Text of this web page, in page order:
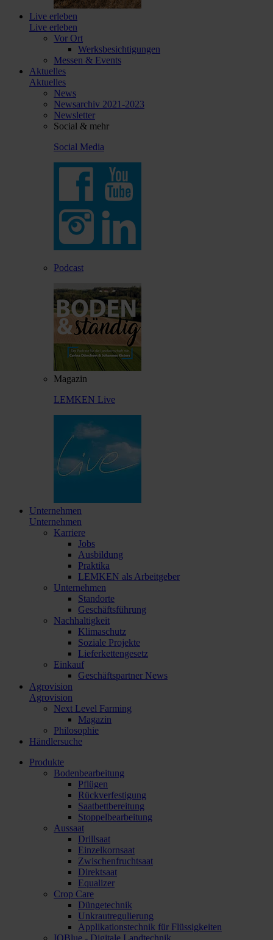
Live erleben
Live erleben
Vor Ort
Werksbesichtigungen
Messen & Events
Aktuelles
Aktuelles
News
Newsarchiv 2021-2023
Newsletter
Social & mehr
Social Media
Podcast
Magazin
LEMKEN Live
Unternehmen
Unternehmen
Karriere
Jobs
Ausbildung
Praktika
LEMKEN als Arbeitgeber
Unternehmen
Standorte
Geschäftsführung
Nachhaltigkeit
Klimaschutz
Soziale Projekte
Lieferkettengesetz
Einkauf
Geschäftspartner News
Agrovision
Agrovision
Next Level Farming
Magazin
Philosophie
Händlersuche
Produkte
Bodenbearbeitung
Pflügen
Rückverfestigung
Saatbettbereitung
Stoppelbearbeitung
Aussaat
Drillsaat
Einzelkornsaat
Zwischenfruchtsaat
Direktsaat
Equalizer
Crop Care
Düngetechnik
Unkrautregulierung
Applikationstechnik für Flüssigkeiten
IQBlue - Digitale Landtechnik